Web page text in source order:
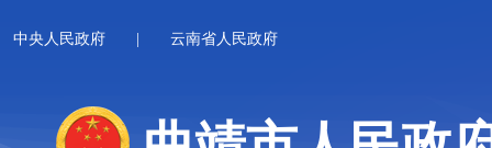
中央人民政府 云南省人民政府